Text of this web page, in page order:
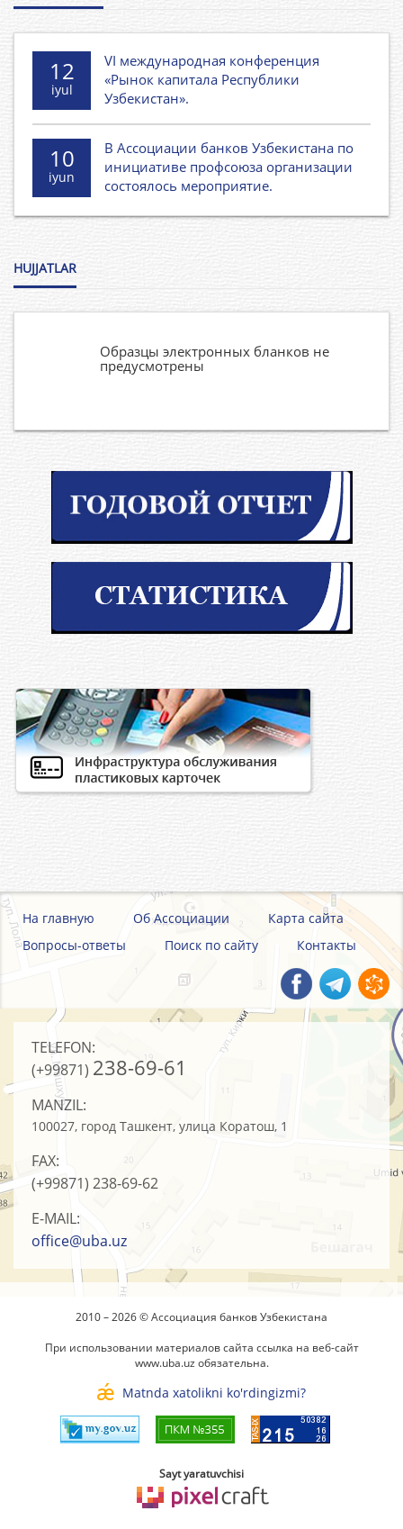
12
iyul
VI международная конференция
«Рынок капитала Республики
Узбекистан».
10
iyun
В Ассоциации банков Узбекистана по
инициативе профсоюза организации
состоялось мероприятие.
HUJJATLAR
Образцы электронных бланков не
предусмотрены
На главную Об Ассоциации
Карта сайта
Вопросы-ответы
Поиск по сайту Контакты
TELEFON:
(+99871) 238-69-61
MANZIL:
100027, город Ташкент, улица Коратош, 1
FAX:
(+99871) 238-69-62
E-MAIL:
office@uba.uz
2010 – 2026 © Ассоциация банков Узбекистана
При использовании материалов сайта ссылка на веб-сайт
www.uba.uz обязательна.
Matnda xatolikni ko'rdingizmi?
Sayt yaratuvchisi